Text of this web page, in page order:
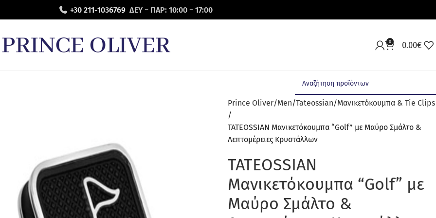
+30 211-1036769 ΔΕΥ − ΠΑΡ: 10:00 − 17:00
0 0.00€
Prince Oliver Men Tateossian Μανικετόκουμπα & Tie Clips
TATEOSSIAN Μανικετόκουμπα “Golf” με Μαύρο Σμάλτο &
Λεπτομέρειες Κρυστάλλων
TATEOSSIAN
Μανικετόκουμπα “Golf” με
Μαύρο Σμάλτο &